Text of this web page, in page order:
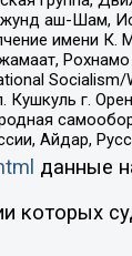
аш-Шам,
имени К.
Рохнамо
Socialism/
Кушкуль г.
Айдар,
данные
которых